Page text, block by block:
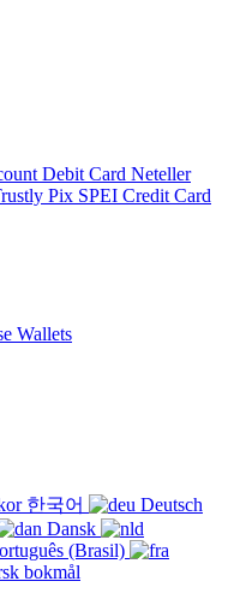
Debit Card Neteller
Pix SPEI Credit Card
Wallets
한국어
Deutsch
Dansk
(Brasil)
bokmål